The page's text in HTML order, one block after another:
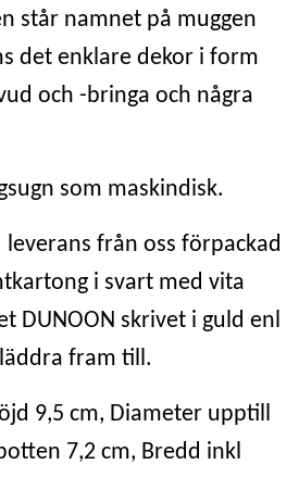
står namnet på muggen
det enklare dekor i form
och -bringa och några
som maskindisk.
leverans från oss förpackad
i svart med vita
DUNOON skrivet i guld enl
fram till.
9,5 cm, Diameter upptill
7,2 cm, Bredd inkl